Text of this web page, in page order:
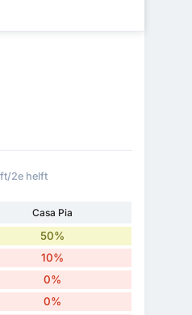
2e helft
Casa Pia
50%
10%
0%
0%